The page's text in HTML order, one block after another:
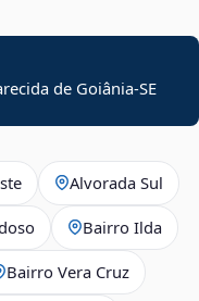
de Goiânia-SE
Alvorada Sul
Bairro Ilda
Bairro Vera Cruz